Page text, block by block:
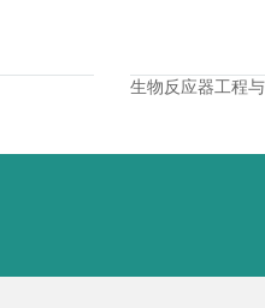
生物反应器工程